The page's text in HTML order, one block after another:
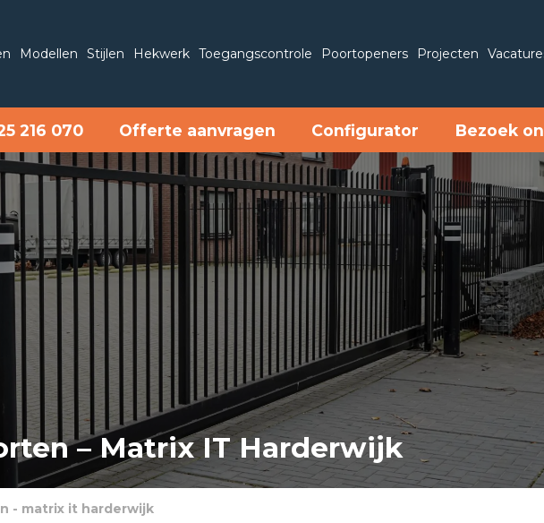
Modellen Stijlen Hekwerk Toegangscontrole Poortopeners Projecten
216 070 Offerte aanvragen Configurator Bezoek
– Matrix IT Harderwijk
- matrix it harderwijk